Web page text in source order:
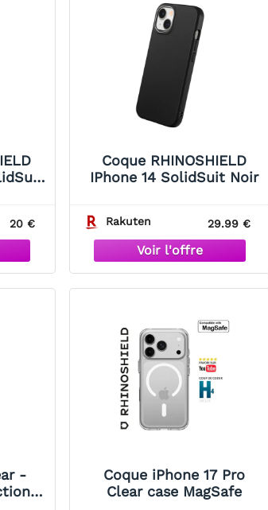
20 €
Coque RHINOSHIELD
IPhone 14 SolidSuit Noir
Rakuten 29.99 €
-
Coque iPhone 17 Pro
Clear case MagSafe